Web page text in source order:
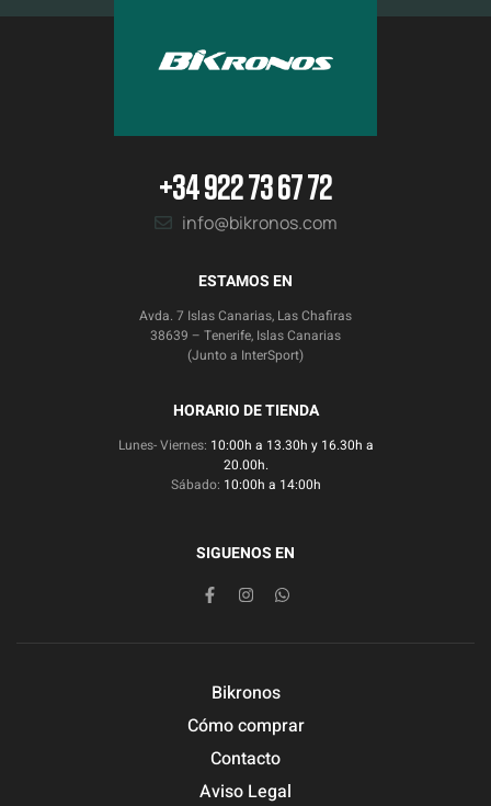
+34 922 73 67 72
info@bikronos.com
ESTAMOS EN
Avda. 7 Islas Canarias, Las Chafiras
38639 – Tenerife, Islas Canarias
(Junto a InterSport)
HORARIO DE TIENDA
Lunes- Viernes: 10:00h a 13.30h y 16.30h a
20.00h.
Sábado: 10:00h a 14:00h
SIGUENOS EN
Bikronos
Cómo comprar
Contacto
Aviso Legal